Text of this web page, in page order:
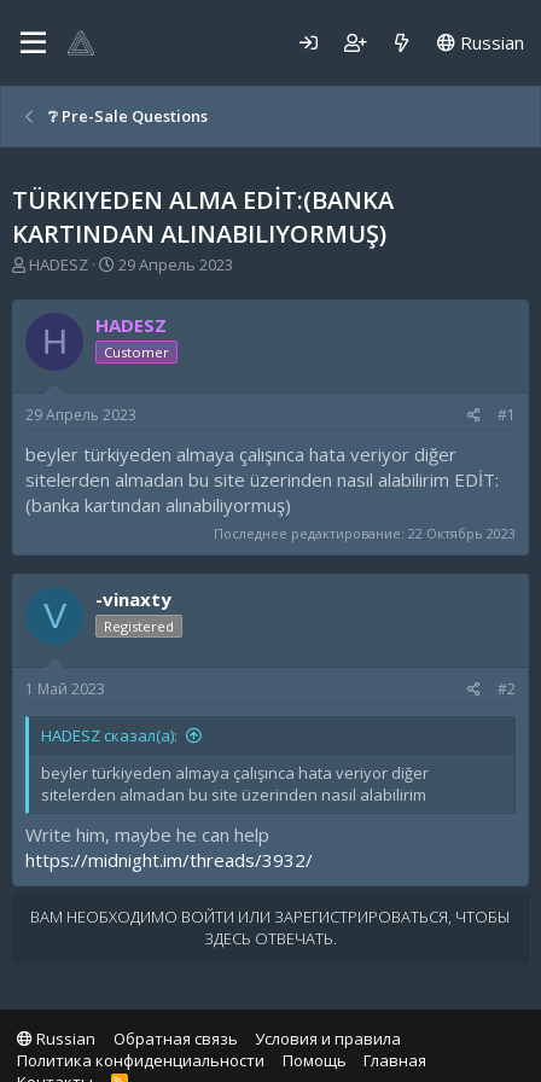
Russian
❔ Pre-Sale Questions
TÜRKIYEDEN ALMA EDİT:(BANKA
KARTINDAN ALINABILIYORMUŞ)
А
т
о
р
м
HADESZ
Д
т
а
н
а
а
29 Апрель 2023
H HADESZ
Customer
29 Апрель 2023 #1
beyler türkiyeden almaya çalışınca hata veriyor diğer
sitelerden almadan bu site üzerinden nasıl alabilirim EDİT:
(banka kartından alınabiliyormuş)
Последнее редактирование: 22 Октябрь 2023
V -vinaxty
Registered
1 Май 2023 #2
HADESZ сказал(а):
beyler türkiyeden almaya çalışınca hata veriyor diğer
sitelerden almadan bu site üzerinden nasıl alabilirim
Write him, maybe he can help
https://midnight.im/threads/3932/
ВАМ НЕОБХОДИМО ВОЙТИ ИЛИ ЗАРЕГИСТРИРОВАТЬСЯ, ЧТОБЫ
ЗДЕСЬ ОТВЕЧАТЬ.
Russian Обратная связь
Условия и правила
Политика конфиденциальности
Помощь
Главная